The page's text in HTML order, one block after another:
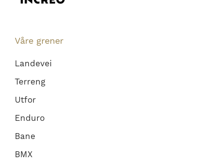
Våre grener
Landevei
Terreng
Utfor
Enduro
Bane
BMX